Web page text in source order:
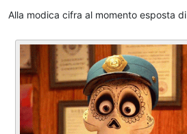
Alla modica cifra al momento esposta di